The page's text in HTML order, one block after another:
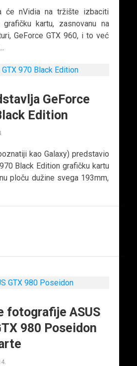
će nVidia na tržište izbaciti
kartu, zasnovanu na
GeForce GTX 960, i to već
GeForce
Edition
kao Galaxy) predstavio
Black Edition grafičku kartu
ploču dužine svega 193mm,
fotografije ASUS
980 Poseidon